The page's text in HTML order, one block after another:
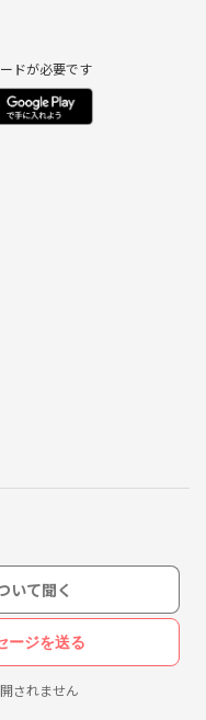
ドが必要です
名古屋4回)、ロッキンな
ームで飲みしたり
いわいするのも大好きで
いて聞く
ージを送る
されません